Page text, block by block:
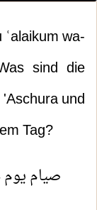
wa-
sind die
und
Tag?
صيام